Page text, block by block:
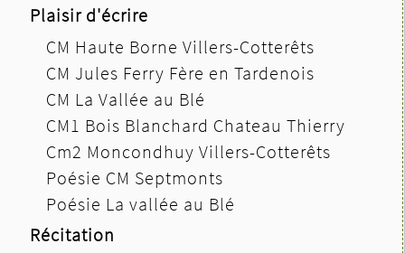
Plaisir d'écrire
CM Haute Borne Villers-Cotterêts
CM Jules Ferry Fère en Tardenois
CM La Vallée au Blé
CM1 Bois Blanchard Chateau Thierry
Cm2 Moncondhuy Villers-Cotterêts
Poésie CM Septmonts
Poésie La vallée au Blé
Récitation